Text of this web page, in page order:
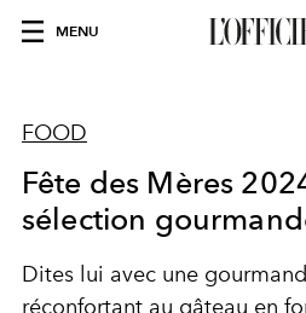
MENU
FOOD
Fête des Mères
sélection
Dites lui avec une
réconfortant au gâteau en